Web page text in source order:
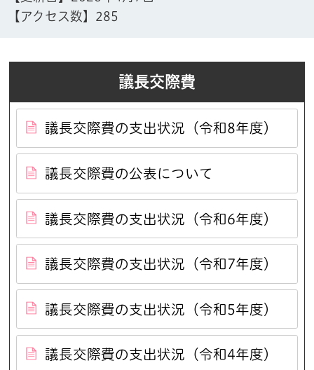
【アクセス数】 285
議長交際費
議長交際費の支出状況（令和8年度）
議長交際費の公表について
議長交際費の支出状況（令和6年度）
議長交際費の支出状況（令和7年度）
議長交際費の支出状況（令和5年度）
議長交際費の支出状況（令和4年度）